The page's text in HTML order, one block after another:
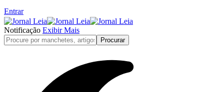
Entrar
Notificação Exibir Mais